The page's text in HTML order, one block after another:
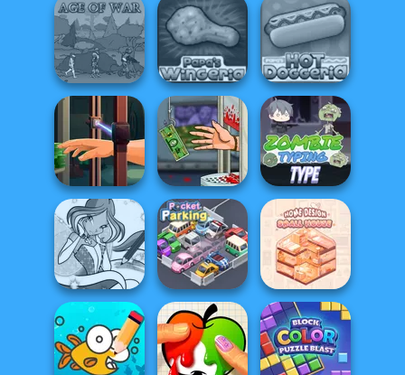
Papa's
Scooperia
Pirate Bartender
Captain's Gro...
FNAF: Night at
the Dentist
Age of War Papa's Wingeria
Papa's Hot
Doggeria
Hand Me The
Goods
Handless
Millionaire
Zombie Typing
Winx Paint Fairy
Color
Pocket Parking
Home Design:
Small House